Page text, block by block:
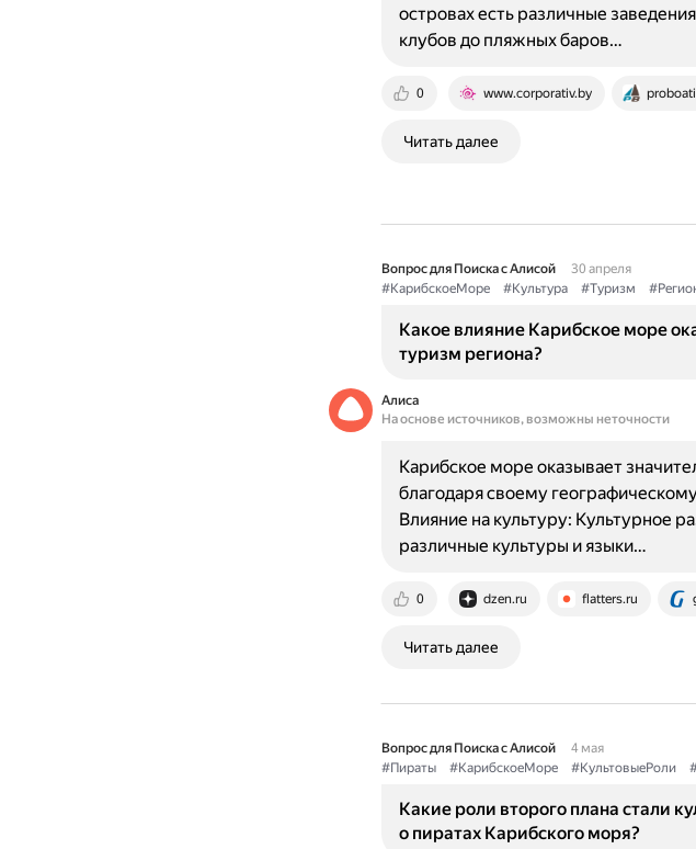
0 www.corporativ.by
островах есть различные
клубов до пляжных баров…
Читать далее
Вопрос для Поиска с Алисой
30 апреля
#КарибскоеМоре
#Культура #Туризм
Какое влияние Карибское море
туризм региона?
Алиса
На основе источников, возможны неточности
0 dzen.ru flatters.ru
Карибское море оказывает
благодаря своему
Влияние на культуру: Культурное
различные культуры и языки…
Читать далее
Вопрос для Поиска с Алисой
4 мая
#Пираты
#КарибскоеМоре #КультовыеРоли
Какие роли второго плана стали
о пиратах Карибского моря?